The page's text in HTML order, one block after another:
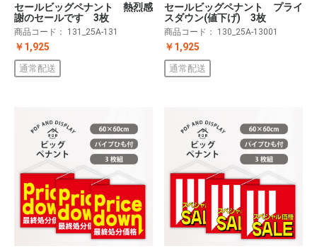
セールビッグペナント 熱烈感
謝のセールです 3枚
商品コード： 131_25A-131
￥1,925
通常配送
セールビッグペナント プライ
スダウン(値下げ) 3枚
商品コード： 130_25A-13001
￥1,925
通常配送